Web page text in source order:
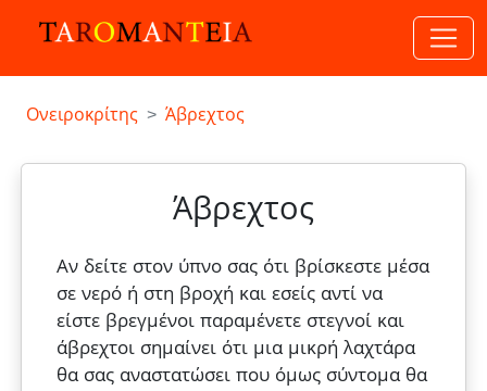
Ονειροκρίτης Άβρεχτος
Άβρεχτος
Αν δείτε στον ύπνο σας ότι βρίσκεστε μέσα
σε νερό ή στη βροχή και εσείς αντί να
είστε βρεγμένοι παραμένετε στεγνοί και
άβρεχτοι σημαίνει ότι μια μικρή λαχτάρα
θα σας αναστατώσει που όμως σύντομα θα